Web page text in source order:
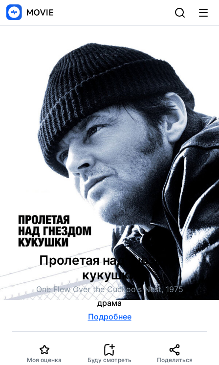
Пролетая над гнездом
кукушки
One Flew Over the Cuckoo's Nest, 1975
драма
Подробнее
Моя оценка Буду смотреть Поделиться